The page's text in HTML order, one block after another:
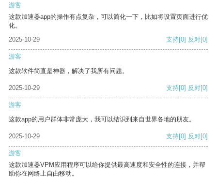
游客
这款加速器app的操作有点复杂，可以简化一下，比如将设置页面进行优
化。
2025-10-29
支持[0] 反对[0]
游客
这款软件简直是神器，解决了我所有问题。
2025-10-29 支持[0] 反对[0]
游客
这款app的用户群体非常庞大，我可以结识到来自世界各地的朋友。
2025-10-29 支持[0] 反对[0]
游客
这款加速器VPM应用程序可以给你提供最高速度和安全性的连接，并帮
助你在网络上自由移动。